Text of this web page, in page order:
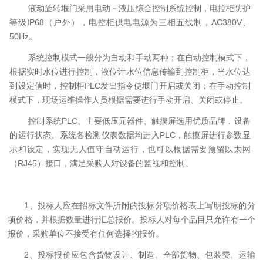
液动旋转堰门采用电动－液压综合控制系统控制，电控柜防护
等级IP68 （户外），电控柜供电电源为三相五线制， AC380V、
50Hz。
系统控制模式一般分为自动和手动两种；在自动控制模式下，
根据实时水位进行控制，液位计水位信息传输到控制柜，当水位达
到设定值时，控制柜PLC发出指令使堰门开启或关闭；在手动控制
模式下，现场运维操作人员根据需要进行手动开启、关闭或停止。
控制系统PLC、主要低压元器件、触摸屏选用优质品牌，设备
的运行状态、系统各检测仪表数据均进入 PLC，触摸屏进行参数显
示和设定，实现无人值守自动运行，也可以根据需要预留以太网
（RJ45）接口，满足采购人对设备的监视和控制。
1
、投标人应在招标文件所附的投标分项价格表上写明投标的分
项价格 ，并根据数量进行汇总报价。投标人对每个品目只允许有一个
报价，采购单位不接受有任何选择的报价。
2
投标报价应包含货物设计、制造、全部货物、包装费、运输